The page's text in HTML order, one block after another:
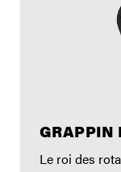
GRAPPIN
Le roi des